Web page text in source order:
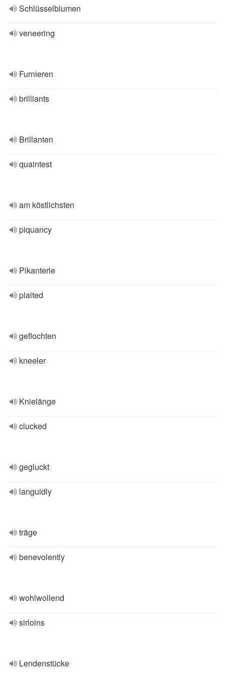
Schlüsselblumen
veneering
Furnieren
brilliants
Brillanten
quaintest
am köstlichsten
piquancy
Pikanterie
plaited
geflochten
kneeler
Knielänge
clucked
gegluckt
languidly
träge
benevolently
wohlwollend
sirloins
Lendenstücke